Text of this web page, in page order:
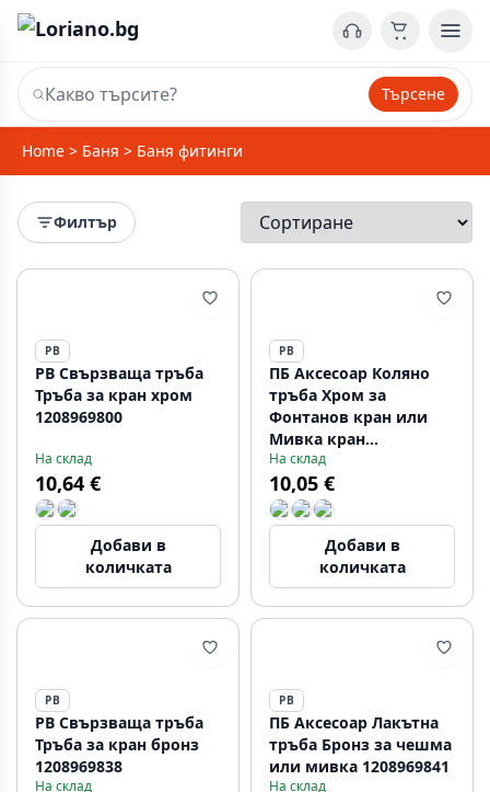
Търсене
Home > Баня > Баня фитинги
Филтър
PB
PB Свързваща тръба
Тръба за кран хром
1208969800
На склад
10,64 €
Добави в
количката
PB
ПБ Аксесоар Коляно
тръба Хром за
Фонтанов кран или
Мивка кран
1208969801
На склад
10,05 €
Добави в
количката
PB
PB Свързваща тръба
Тръба за кран бронз
1208969838
На склад
PB
ПБ Аксесоар Лакътна
тръба Бронз за чешма
или мивка 1208969841
На склад